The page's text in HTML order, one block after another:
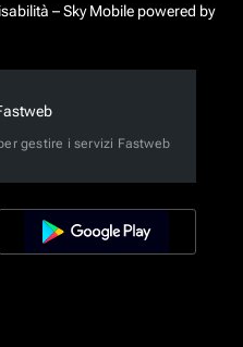
– Sky Mobile powered by
gestire i servizi Fastweb